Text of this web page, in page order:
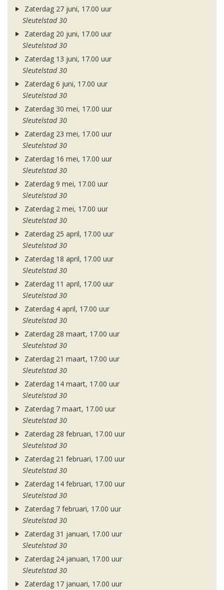
Zaterdag 27 juni, 17.00 uur
Sleutelstad 30
Zaterdag 20 juni, 17.00 uur
Sleutelstad 30
Zaterdag 13 juni, 17.00 uur
Sleutelstad 30
Zaterdag 6 juni, 17.00 uur
Sleutelstad 30
Zaterdag 30 mei, 17.00 uur
Sleutelstad 30
Zaterdag 23 mei, 17.00 uur
Sleutelstad 30
Zaterdag 16 mei, 17.00 uur
Sleutelstad 30
Zaterdag 9 mei, 17.00 uur
Sleutelstad 30
Zaterdag 2 mei, 17.00 uur
Sleutelstad 30
Zaterdag 25 april, 17.00 uur
Sleutelstad 30
Zaterdag 18 april, 17.00 uur
Sleutelstad 30
Zaterdag 11 april, 17.00 uur
Sleutelstad 30
Zaterdag 4 april, 17.00 uur
Sleutelstad 30
Zaterdag 28 maart, 17.00 uur
Sleutelstad 30
Zaterdag 21 maart, 17.00 uur
Sleutelstad 30
Zaterdag 14 maart, 17.00 uur
Sleutelstad 30
Zaterdag 7 maart, 17.00 uur
Sleutelstad 30
Zaterdag 28 februari, 17.00 uur
Sleutelstad 30
Zaterdag 21 februari, 17.00 uur
Sleutelstad 30
Zaterdag 14 februari, 17.00 uur
Sleutelstad 30
Zaterdag 7 februari, 17.00 uur
Sleutelstad 30
Zaterdag 31 januari, 17.00 uur
Sleutelstad 30
Zaterdag 24 januari, 17.00 uur
Sleutelstad 30
Zaterdag 17 januari, 17.00 uur